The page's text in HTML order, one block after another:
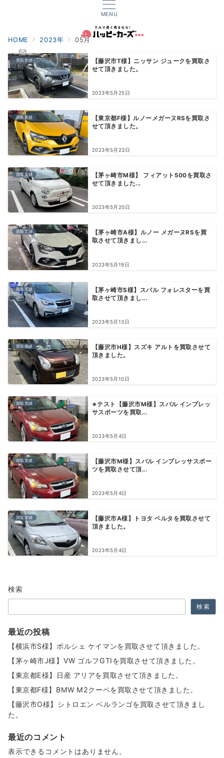
MENU
CONTACT
HOME 2023年 05月
買取実績
【藤沢市T様】ニッサン ジュークを買取さ
せて頂きました。
2023年5月25日
買取実績
【東京都F様】ルノーメガーヌRSを買取さ
せて頂きました。
2023年5月23日
買取実績
【茅ヶ崎市M様】 フィアット500を買取さ
せて頂きました...
2023年5月20日
買取実績
【茅ヶ崎市A様】ルノー メガーヌRSを買
取させて頂きまし...
2023年5月19日
買取実績
【茅ヶ崎市S様】スバル フォレスターを買
取させて頂きまし...
2023年5月13日
買取実績
【藤沢市H様】スズキ アルトを買取させて
頂きました。
2023年5月10日
買取実績
※テスト【藤沢市M様】スバル インプレッ
サスポーツを買取...
2023年5月4日
買取実績
【藤沢市M様】スバル インプレッサスポー
ツを買取させて頂...
2023年5月4日
買取実績
【藤沢市A様】トヨタ ベルタを買取させて
頂きました。
2023年5月4日
検索
検索
最近の投稿
【横浜市S様】ポルシェ ケイマンを買取させて頂きました。
【茅ヶ崎市J様】VW ゴルフGTIを買取させて頂きました。
【東京都E様】日産 アリアを買取させて頂きました。
【東京都F様】BMW M2クーペを買取させて頂きました。
【藤沢市O様】シトロエン ベルランゴを買取させて頂きまし
た。
最近のコメント
表示できるコメントはありません。